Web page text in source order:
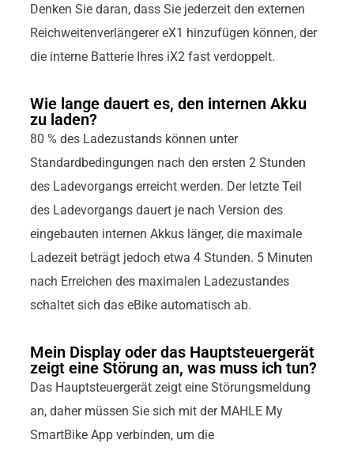
Denken Sie daran, dass Sie jederzeit den externen
Reichweitenverlängerer eX1 hinzufügen können, der
die interne Batterie Ihres iX2 fast verdoppelt.
Wie lange dauert es, den internen Akku
zu laden?
80 % des Ladezustands können unter
Standardbedingungen nach den ersten 2 Stunden
des Ladevorgangs erreicht werden. Der letzte Teil
des Ladevorgangs dauert je nach Version des
eingebauten internen Akkus länger, die maximale
Ladezeit beträgt jedoch etwa 4 Stunden. 5 Minuten
nach Erreichen des maximalen Ladezustandes
schaltet sich das eBike automatisch ab.
Mein Display oder das Hauptsteuergerät
zeigt eine Störung an, was muss ich tun?
Das Hauptsteuergerät zeigt eine Störungsmeldung
an, daher müssen Sie sich mit der MAHLE My
SmartBike App verbinden, um die